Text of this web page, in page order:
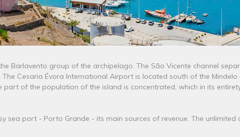
Barlavento group of the archipelago. The São Vicente channel
Cesaria Évora International Airport is located south of the Mindelo
of the population of the island is concentrated, which in its
sea port - Porto Grande - its main sources of revenue. The